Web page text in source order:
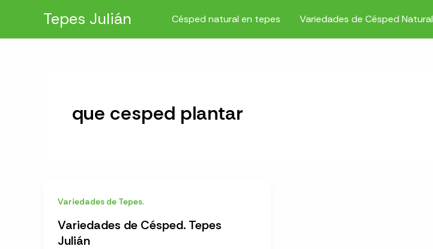
contenido
Tepes Julián Césped natural en tepes Variedades de Césped Natural
que cesped plantar
Variedades de Tepes.
Variedades de Césped. Tepes
Julián